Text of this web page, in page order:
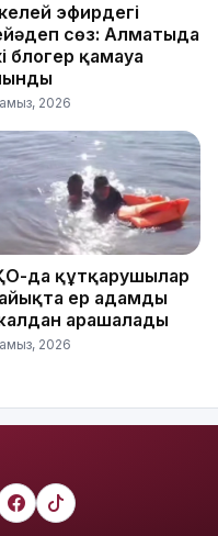
эфирдегі
сөз: Алматыда
блогер қамауға
2026
да құтқарушылар
ер адамды
арашалады
2026